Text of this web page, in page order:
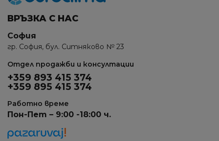
ВРЪЗКА С НАС
София
гр. София, бул. Ситняково № 23
Отдел продажби и консултации
+359 893 415 374
+359 895 415 374
Работно време
Пон-Пет – 9:00 -18:00 ч.